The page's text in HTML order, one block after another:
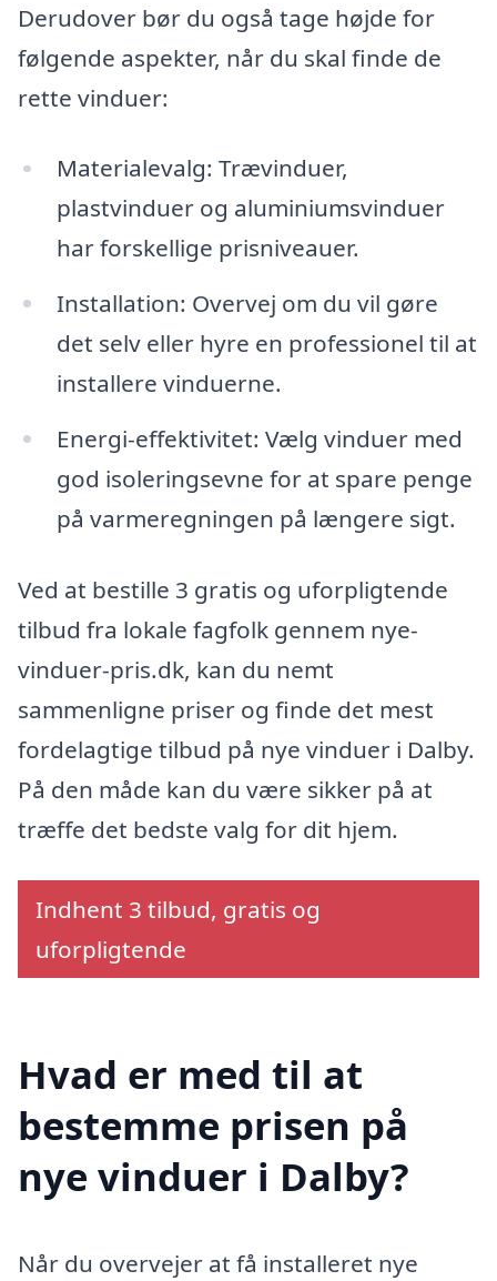
Derudover bør du også tage højde for
følgende aspekter, når du skal finde de
rette vinduer:
Materialevalg: Trævinduer,
plastvinduer og aluminiumsvinduer
har forskellige prisniveauer.
Installation: Overvej om du vil gøre
det selv eller hyre en professionel til at
installere vinduerne.
Energi-effektivitet: Vælg vinduer med
god isoleringsevne for at spare penge
på varmeregningen på længere sigt.
Ved at bestille 3 gratis og uforpligtende
tilbud fra lokale fagfolk gennem nye-
vinduer-pris.dk, kan du nemt
sammenligne priser og finde det mest
fordelagtige tilbud på nye vinduer i Dalby.
På den måde kan du være sikker på at
træffe det bedste valg for dit hjem.
Indhent 3 tilbud, gratis og
uforpligtende
Hvad er med til at
bestemme prisen på
nye vinduer i Dalby?
Når du overvejer at få installeret nye